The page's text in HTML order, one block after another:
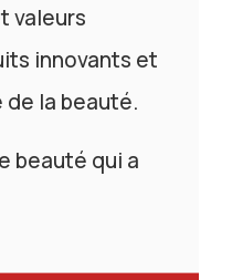
valeurs
innovants et
la beauté.
beauté qui a